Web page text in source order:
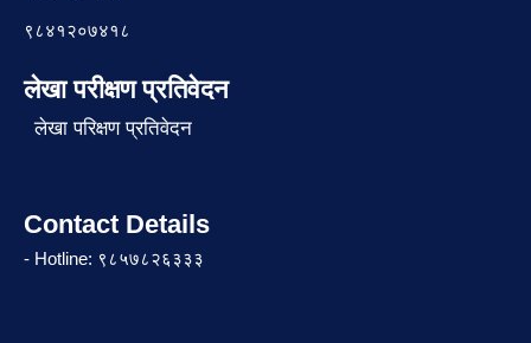
९८४१२०७४१८
लेखा परीक्षण प्रतिवेदन
लेखा परिक्षण प्रतिवेदन
Contact Details
- Hotline: ९८५७८२६३३३